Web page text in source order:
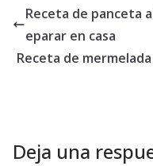
Receta de panceta
eparar en casa
Receta de
Deja una